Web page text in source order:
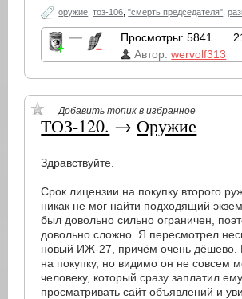
оружие ,тоз-106 ,"смерть председателя" ,
— Просмотры: 5841
Автор:wervolf313
Добавить топик в избранное
ТОЗ-120. → Оружие
Здравствуйте.
Срок лицензии на покупку второго
никак не мог найти подходящий
был довольно сильно ограничен,
довольно сложно. Я пересмотрел
новый ИЖ-27, причём очень дёшево.
на покупку, но видимо он не совсем
человеку, который сразу заплатил
просматривать сайт объявлений и